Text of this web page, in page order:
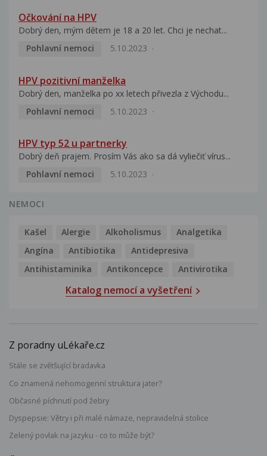
Očkování na HPV
Dobrý den, mým dětem je 18 a 20 let. Chci je nechat...
Pohlavní nemoci
5.10.2023
HPV pozitivní manželka
Dobrý den, manželka po xx letech přivezla z Východu...
Pohlavní nemoci
5.10.2023
HPV typ 52 u partnerky
Dobrý deň prajem. Prosím Vás ako sa dá vyliečiť vírus...
Pohlavní nemoci
5.10.2023
NEMOCI
Kašel Alergie Alkoholismus
Analgetika
Angína
Antibiotika
Antidepresiva
Antihistaminika
Antikoncepce Antivirotika
Katalog nemocí a vyšetření
Z poradny uLékaře.cz
Stále se zvětšující bradavka
Co znamená nehomogenní struktura jater?
Občasné píchnutí pod žebry
Dyspepsie: Větry i při malé námaze, nepravidelná stolice
Zelený povlak na jazyku - co to může být?